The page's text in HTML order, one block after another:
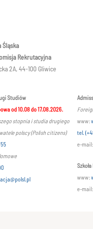
Śląska
Rekrutacyjna
2A, 44-100 Gliwice
Studiów
od 10.08 do 17.08.2026.
stopnia i studia drugiego
polscy (Polish citizens)
www:
tel.
e-mail:
www:
e-mail: